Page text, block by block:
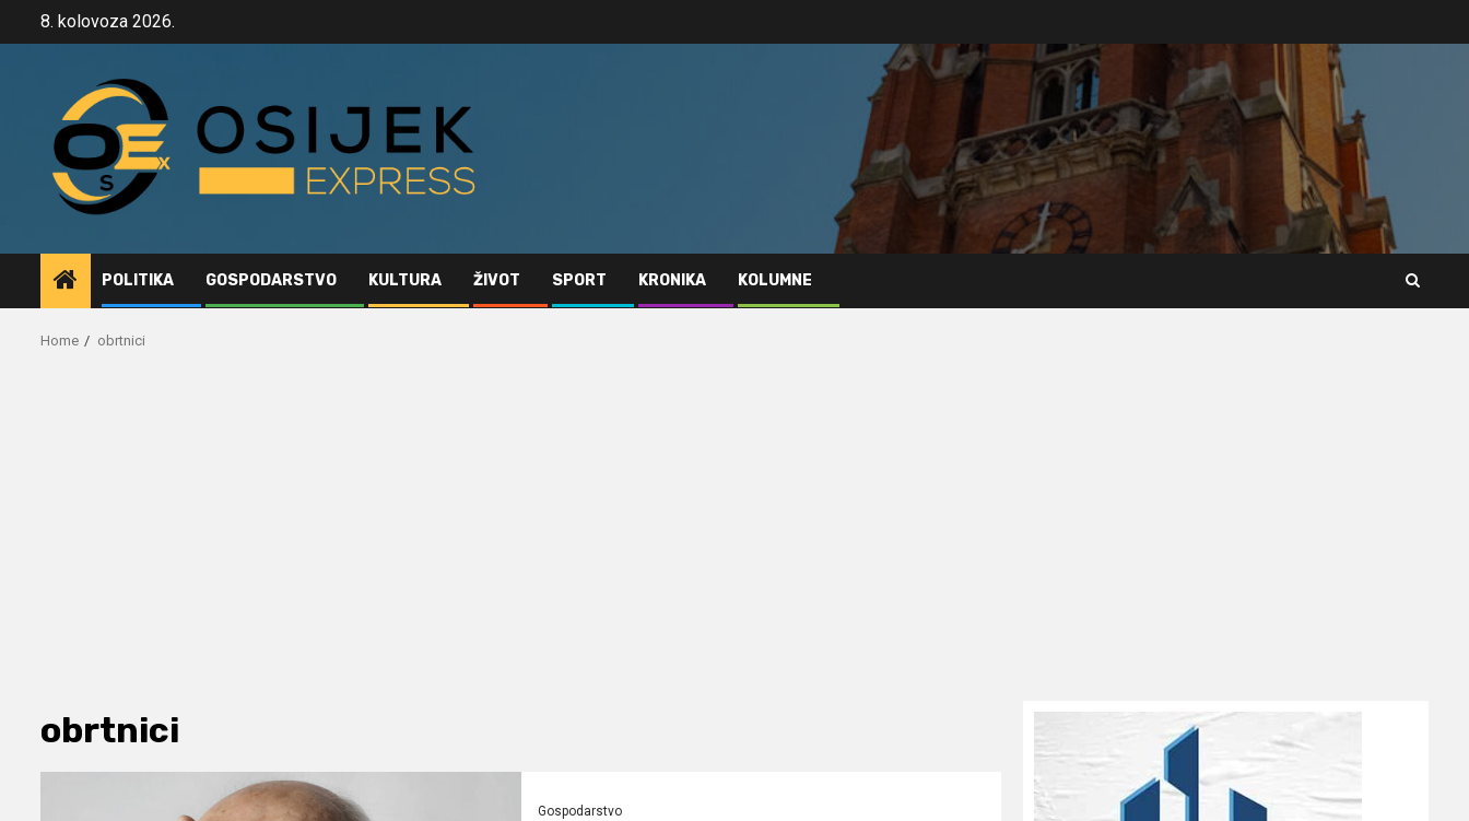
8. kolovoza 2026.
POLITIKA GOSPODARSTVO KULTURA ŽIVOT SPORT KRONIKA KOLUMNE
Home obrtnici
obrtnici
Gospodarstvo